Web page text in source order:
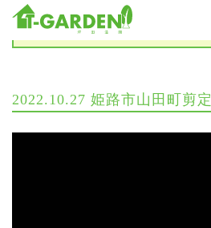
施工実績
2022.10.27 姫路市山田町剪定